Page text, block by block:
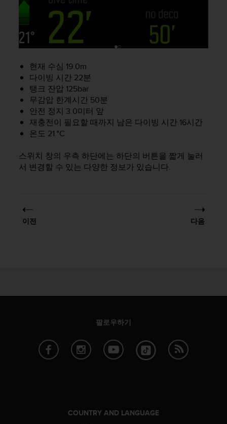
현재 수심 19.0m
다이빙 시간 22분
탱크 잔압 125bar
무감압 한계시간 50분
안전 정지 3.0미터 앞
재충전이 필요할 때까지 남은 다이빙 시간 16시간
온도 21 °C
스위치 창의 우측 하단에는 하단의 버튼을 짧게 눌러
서 변경할 수 있는 다양한 정보가 있습니다.
이전 다음
팔로우하기
COUNTRY AND LANGUAGE